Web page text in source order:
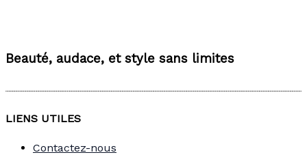
Beauté, audace, et style sans limites
LIENS UTILES
Contactez-nous